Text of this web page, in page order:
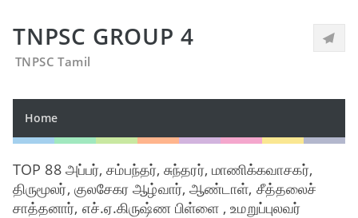
TNPSC GROUP 4
TNPSC Tamil
Home
TOP 88 அப்பர், சம்பந்தர், சுந்தரர், மாணிக்கவாசகர்,
திருமூலர், குலசேகர ஆழ்வார், ஆண்டாள், சீத்தலைச்
சாத்தனார், எச்.ஏ.கிருஷ்ண பிள்ளை , உமறுப்புலவர்